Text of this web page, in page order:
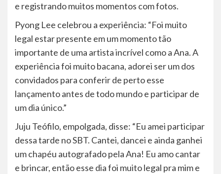
e registrando muitos momentos com fotos.
Pyong Lee celebrou a experiência: “Foi muito
legal estar presente em um momento tão
importante de uma artista incrível como a Ana. A
experiência foi muito bacana, adorei ser um dos
convidados para conferir de perto esse
lançamento antes de todo mundo e participar de
um dia único.”
Juju Teófilo, empolgada, disse: “Eu amei participar
dessa tarde no SBT. Cantei, dancei e ainda ganhei
um chapéu autografado pela Ana! Eu amo cantar
e brincar, então esse dia foi muito legal pra mim e